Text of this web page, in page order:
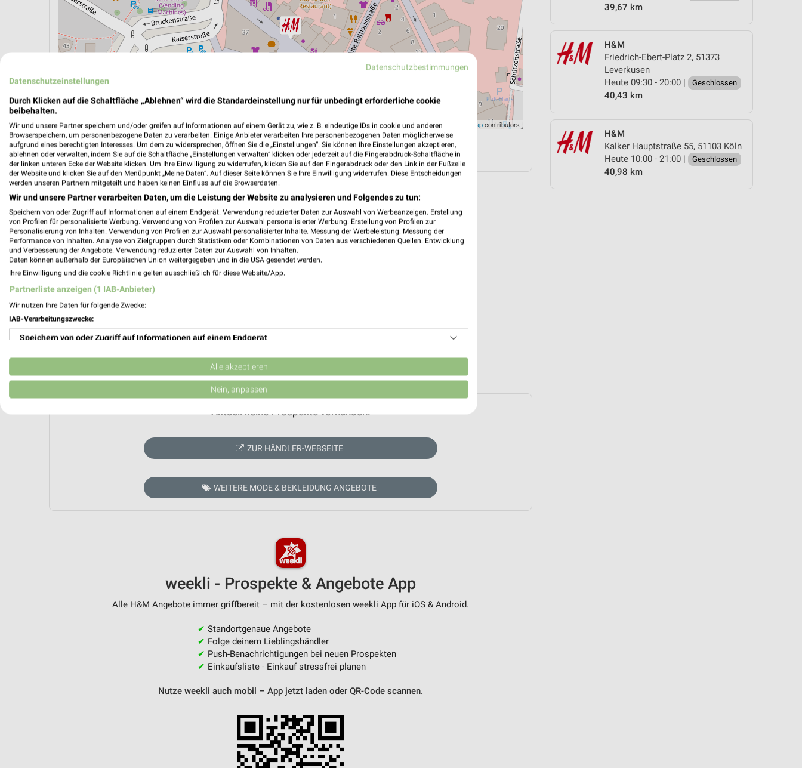
39,67 km
H&M
Friedrich-Ebert-Platz 2, 51373
Leverkusen
Heute 09:30 - 20:00 |
Geschlossen
40,43 km
H&M
Kalker Hauptstraße 55, 51103 Köln
Heute 10:00 - 21:00 |
Geschlossen
40,98 km
Leaflet|©OpenStreetMapcontributors
ÖPNV ANZEIGEN LADESÄULEN ANZEIGEN NAVIGATION MIT GOOGLE/IOS MAPS
Aktuell keine Prospekte vorhanden.
ZUR HÄNDLER-WEBSEITE
WEITERE MODE & BEKLEIDUNG ANGEBOTE
weekli - Prospekte & Angebote App
Alle H&M Angebote immer griffbereit – mit der kostenlosen weekli App für iOS & Android.
✔ Standortgenaue Angebote
✔ Folge deinem Lieblingshändler
✔ Push-Benachrichtigungen bei neuen Prospekten
✔ Einkaufsliste - Einkauf stressfrei planen
Nutze weekli auch mobil – App jetzt laden oder QR-Code scannen.
Datenschutzbestimmungen
Datenschutzeinstellungen
Durch Klicken auf die Schaltfläche „Ablehnen“ wird die Standardeinstellung nur für unbedingt erforderliche cookie
beibehalten.
Wir und unsere Partner speichern und/oder greifen auf Informationen auf einem Gerät zu, wie z. B. eindeutige IDs in cookie und anderen
Browserspeichern, um personenbezogene Daten zu verarbeiten. Einige Anbieter verarbeiten Ihre personenbezogenen Daten möglicherweise
aufgrund eines berechtigten Interesses. Um dem zu widersprechen, öffnen Sie die „Einstellungen“. Sie können Ihre Einstellungen akzeptieren,
ablehnen oder verwalten, indem Sie auf die Schaltfläche „Einstellungen verwalten“ klicken oder jederzeit auf die Fingerabdruck-Schaltfläche in
der linken unteren Ecke der Website klicken. Um Ihre Einwilligung zu widerrufen, klicken Sie auf den Fingerabdruck oder den Link in der Fußzeile
der Website und klicken Sie auf den Menüpunkt „Meine Daten“. Auf dieser Seite können Sie Ihre Einwilligung widerrufen. Diese Entscheidungen
werden unseren Partnern mitgeteilt und haben keinen Einfluss auf die Browserdaten.
Wir und unsere Partner verarbeiten Daten, um die Leistung der Website zu analysieren und Folgendes zu tun:
Speichern von oder Zugriff auf Informationen auf einem Endgerät. Verwendung reduzierter Daten zur Auswahl von Werbeanzeigen. Erstellung
von Profilen für personalisierte Werbung. Verwendung von Profilen zur Auswahl personalisierter Werbung. Erstellung von Profilen zur
Personalisierung von Inhalten. Verwendung von Profilen zur Auswahl personalisierter Inhalte. Messung der Werbeleistung. Messung der
Performance von Inhalten. Analyse von Zielgruppen durch Statistiken oder Kombinationen von Daten aus verschiedenen Quellen. Entwicklung
und Verbesserung der Angebote. Verwendung reduzierter Daten zur Auswahl von Inhalten.
Daten können außerhalb der Europäischen Union weitergegeben und in die USA gesendet werden.
Ihre Einwilligung und die cookie Richtlinie gelten ausschließlich für diese Website/App.
Partnerliste anzeigen (1 IAB-Anbieter)
Wir nutzen Ihre Daten für folgende Zwecke:
IAB-Verarbeitungszwecke:
Speichern von oder Zugriff auf Informationen auf einem Endgerät
Verwendung reduzierter Daten zur Auswahl von Werbeanzeigen
Erstellung von Profilen für personalisierte Werbung
Erstellung von Profilen zur Personalisierung von Inhalten
Verwendung von Profilen zur Auswahl personalisierter Inhalte
Verwendung reduzierter Daten zur Auswahl von Inhalten
Geräte anhand von aktiv angeforderten Informationen identifizieren
Alle akzeptieren
Nein, anpassen